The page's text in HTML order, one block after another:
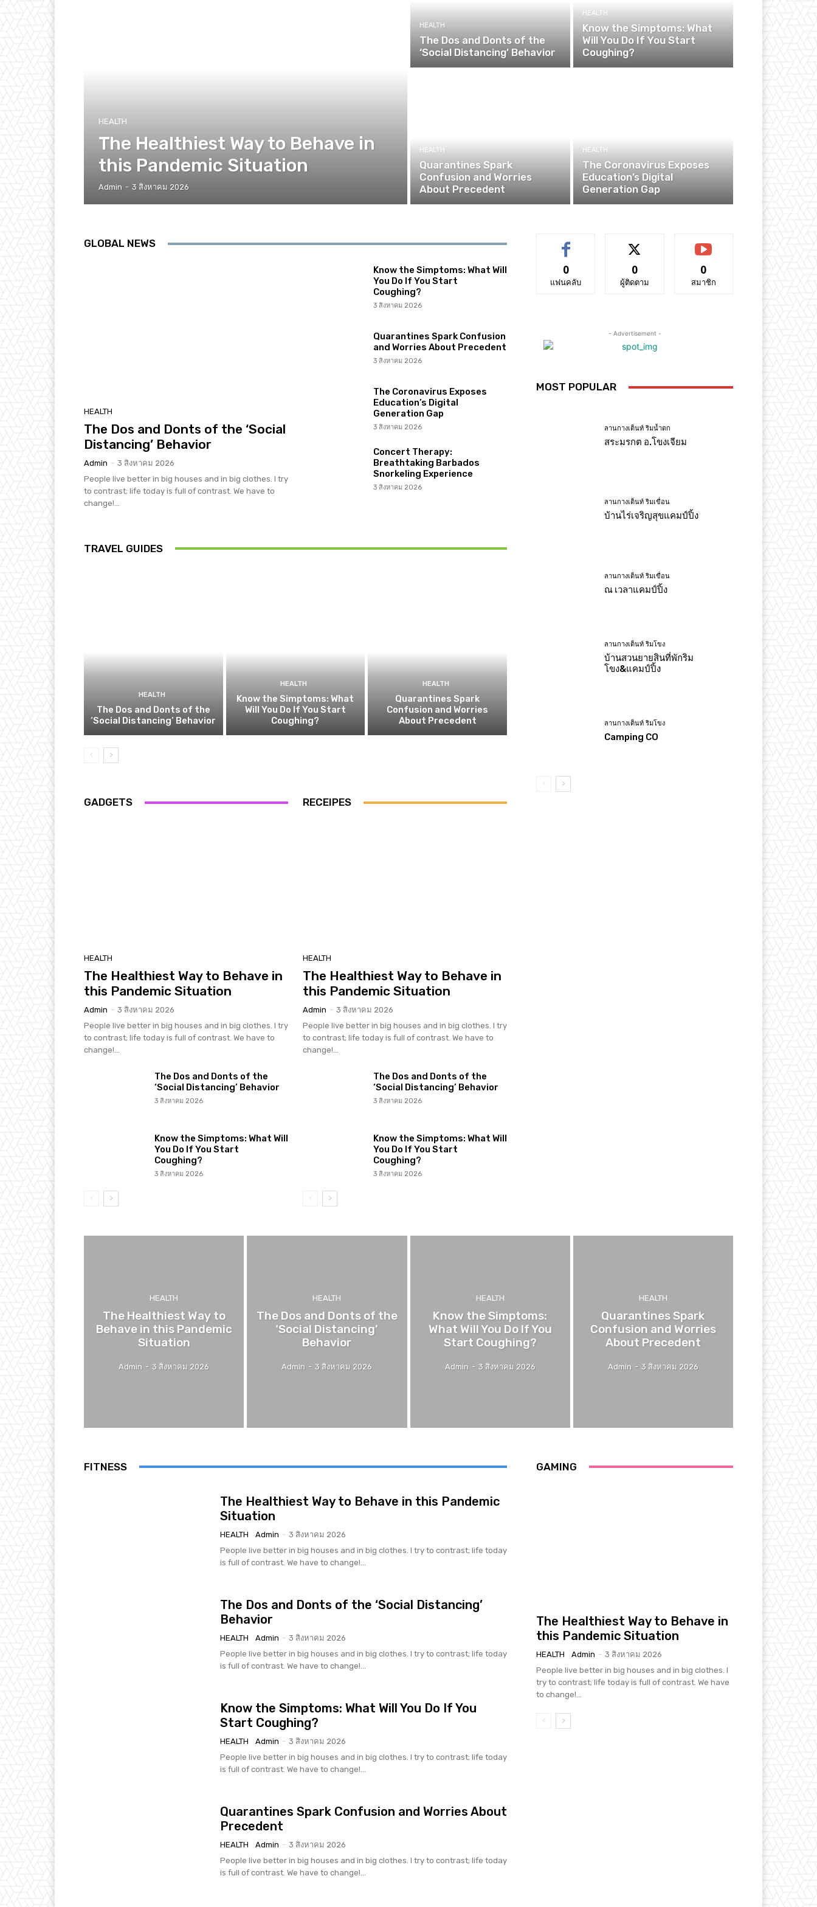
HEALTH
The Healthiest Way to Behave in
this Pandemic Situation
Admin - 3 สิงหาคม 2026
HEALTH
The Dos and Donts of the
‘Social Distancing’ Behavior
HEALTH
Know the Simptoms: What
Will You Do If You Start
Coughing?
HEALTH
Quarantines Spark
Confusion and Worries
About Precedent
HEALTH
The Coronavirus Exposes
Education’s Digital
Generation Gap
GLOBAL NEWS
HEALTH
The Dos and Donts of the ‘Social
Distancing’ Behavior
Admin - 3 สิงหาคม 2026
People live better in big houses and in big clothes. I try
to contrast; life today is full of contrast. We have to
change!...
Know the Simptoms: What Will
You Do If You Start
Coughing?
3 สิงหาคม 2026
Quarantines Spark Confusion
and Worries About Precedent
3 สิงหาคม 2026
The Coronavirus Exposes
Education’s Digital
Generation Gap
3 สิงหาคม 2026
Concert Therapy:
Breathtaking Barbados
Snorkeling Experience
3 สิงหาคม 2026
TRAVEL GUIDES
HEALTH
The Dos and Donts of the
‘Social Distancing’ Behavior
HEALTH
Know the Simptoms: What
Will You Do If You Start
Coughing?
HEALTH
Quarantines Spark
Confusion and Worries
About Precedent
GADGETS
HEALTH
The Healthiest Way to Behave in
this Pandemic Situation
Admin - 3 สิงหาคม 2026
People live better in big houses and in big clothes. I try
to contrast; life today is full of contrast. We have to
change!...
The Dos and Donts of the
‘Social Distancing’ Behavior
3 สิงหาคม 2026
Know the Simptoms: What Will
You Do If You Start
Coughing?
3 สิงหาคม 2026
RECEIPES
HEALTH
The Healthiest Way to Behave in
this Pandemic Situation
Admin - 3 สิงหาคม 2026
People live better in big houses and in big clothes. I try
to contrast; life today is full of contrast. We have to
change!...
The Dos and Donts of the
‘Social Distancing’ Behavior
3 สิงหาคม 2026
Know the Simptoms: What Will
You Do If You Start
Coughing?
3 สิงหาคม 2026
0
แฟนคลับ
0
ผู้ติดตาม
0
สมาชิก
- Advertisement -
MOST POPULAR
ลานกางเต็นท์ ริมน้ำตก
สระมรกต อ.โขงเจียม
ลานกางเต็นท์ ริมเขื่อน
บ้านไร่เจริญสุขแคมป์ปิ้ง
ลานกางเต็นท์ ริมเขื่อน
ณ เวลาแคมป์ปิ้ง
ลานกางเต็นท์ ริมโขง
บ้านสวนยายสินที่พักริม
โขง&แคมป์ปิ้ง
ลานกางเต็นท์ ริมโขง
Camping CO
HEALTH
The Healthiest Way to
Behave in this Pandemic
Situation
Admin - 3 สิงหาคม 2026
HEALTH
The Dos and Donts of the
‘Social Distancing’
Behavior
Admin - 3 สิงหาคม 2026
HEALTH
Know the Simptoms:
What Will You Do If You
Start Coughing?
Admin - 3 สิงหาคม 2026
HEALTH
Quarantines Spark
Confusion and Worries
About Precedent
Admin - 3 สิงหาคม 2026
FITNESS
The Healthiest Way to Behave in this Pandemic
Situation
HEALTH Admin - 3 สิงหาคม 2026
People live better in big houses and in big clothes. I try to contrast; life today
is full of contrast. We have to change!...
The Dos and Donts of the ‘Social Distancing’
Behavior
HEALTH Admin - 3 สิงหาคม 2026
People live better in big houses and in big clothes. I try to contrast; life today
is full of contrast. We have to change!...
Know the Simptoms: What Will You Do If You
Start Coughing?
HEALTH Admin - 3 สิงหาคม 2026
People live better in big houses and in big clothes. I try to contrast; life today
is full of contrast. We have to change!...
Quarantines Spark Confusion and Worries About
Precedent
HEALTH Admin - 3 สิงหาคม 2026
People live better in big houses and in big clothes. I try to contrast; life today
is full of contrast. We have to change!...
GAMING
The Healthiest Way to Behave in
this Pandemic Situation
HEALTH Admin - 3 สิงหาคม 2026
People live better in big houses and in big clothes. I
try to contrast; life today is full of contrast. We have
to change!...